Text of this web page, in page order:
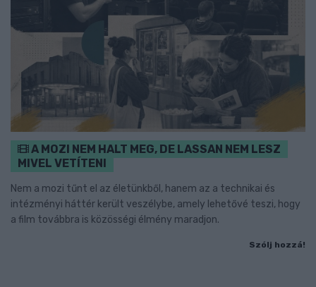
A MOZI NEM HALT MEG, DE LASSAN NEM LESZ
MIVEL VETÍTENI
Nem a mozi tűnt el az életünkből, hanem az a technikai és
intézményi háttér került veszélybe, amely lehetővé teszi, hogy
a film továbbra is közösségi élmény maradjon.
Szólj hozzá!